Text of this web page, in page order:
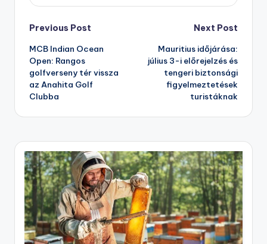
Post
navigation
Previous Post
MCB Indian Ocean
Open: Rangos
golfverseny tér vissza
az Anahita Golf
Clubba
Next Post
Mauritius időjárása:
július 3-i előrejelzés és
tengeri biztonsági
figyelmeztetések
turistáknak